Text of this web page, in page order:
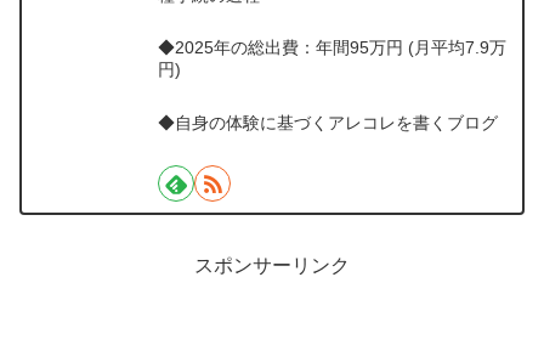
◆2025年の総出費：年間95万円 (月平均7.9万
円)
◆自身の体験に基づくアレコレを書くブログ
スポンサーリンク